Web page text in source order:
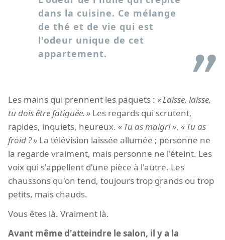
dans la cuisine. Ce mélange
de thé et de vie qui est
l'odeur unique de cet
appartement.
Les mains qui prennent les paquets :
Laisse, laisse,
tu dois être fatiguée.
Les regards qui scrutent,
rapides, inquiets, heureux.
Tu as maigri ,
Tu as
froid ?
La télévision laissée allumée ; personne ne
la regarde vraiment, mais personne ne l'éteint. Les
voix qui s'appellent d'une pièce à l'autre. Les
chaussons qu'on tend, toujours trop grands ou trop
petits, mais chauds.
Vous êtes là. Vraiment là.
Avant même d'atteindre le salon, il y a la